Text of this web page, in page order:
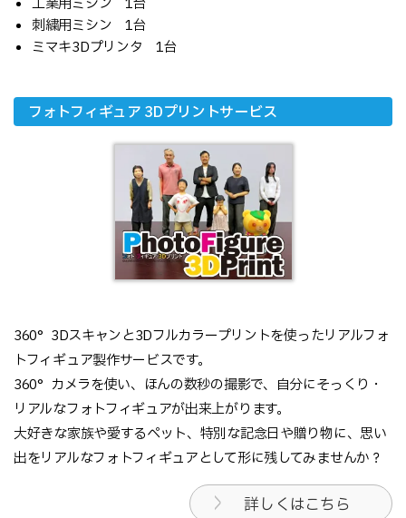
刺繍用ミシン 1台
ミマキ3Dプリンタ 1台
フォトフィギュア 3Dプリントサービス
360°3Dスキャンと3Dフルカラープリントを使ったリアルフォ
トフィギュア製作サービスです。
360°カメラを使い、ほんの数秒の撮影で、自分にそっくり・
リアルなフォトフィギュアが出来上がります。
大好きな家族や愛するペット、特別な記念日や贈り物に、思い
出をリアルなフォトフィギュアとして形に残してみませんか？
詳しくはこちら